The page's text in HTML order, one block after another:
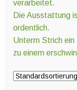
Hydro- und
Nährstoffe
verarbeitet.
Die Ausstattung
ordentlich.
Unterm Strich
zu einem